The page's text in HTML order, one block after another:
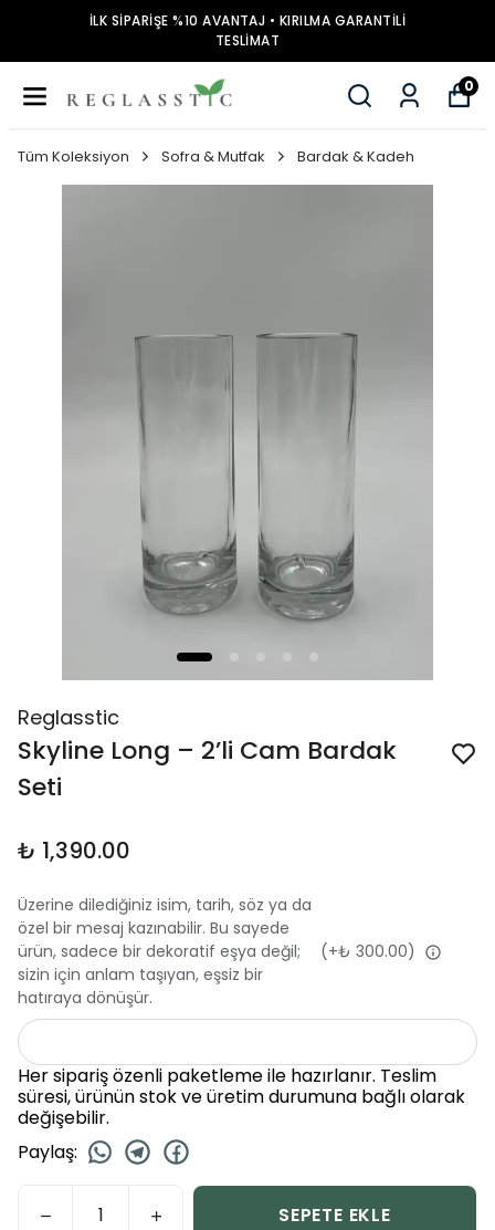
İLK SİPARİŞE %10 AVANTAJ • KIRILMA GARANTİLİ
TESLİMAT
0
Tüm Koleksiyon Sofra & Mutfak Bardak & Kadeh
Reglasstic
Skyline Long – 2’li Cam Bardak
Seti
₺ 1,390.00
Üzerine dilediğiniz isim, tarih, söz ya da
özel bir mesaj kazınabilir. Bu sayede
ürün, sadece bir dekoratif eşya değil;
sizin için anlam taşıyan, eşsiz bir
hatıraya dönüşür.
(+₺ 300.00)
Her sipariş özenli paketleme ile hazırlanır. Teslim
süresi, ürünün stok ve üretim durumuna bağlı olarak
değişebilir.
Paylaş:
SEPETE EKLE